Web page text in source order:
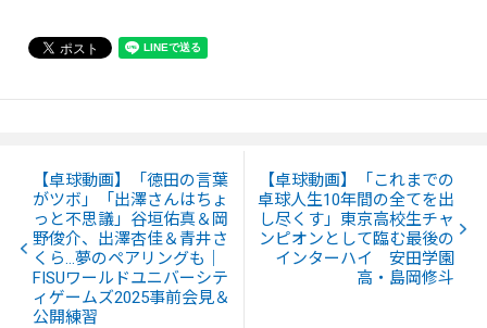
【卓球動画】「徳田の言葉
がツボ」「出澤さんはちょ
っと不思議」谷垣佑真＆岡
野俊介、出澤杏佳＆青井さ
くら…夢のペアリングも｜
FISUワールドユニバーシテ
ィゲームズ2025事前会見＆
公開練習
【卓球動画】「これまでの
卓球人生10年間の全てを出
し尽くす」東京高校生チャ
ンピオンとして臨む最後の
インターハイ 安田学園
高・島岡修斗